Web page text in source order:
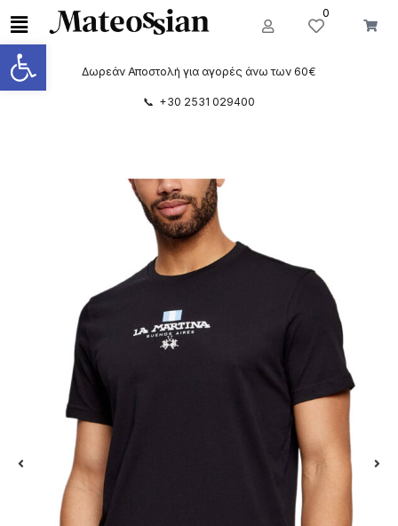
Ανοίξτε τη γραμμή εργαλείων
0
Δωρεάν Αποστολή για αγορές άνω των 60€
📞 +30 2531 029400